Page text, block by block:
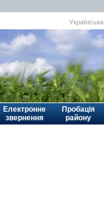
Українська
Електронне
звернення
Пробація
району